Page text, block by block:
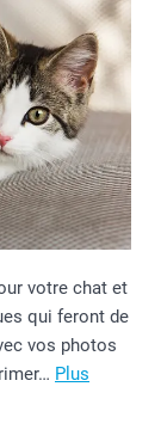
votre chat et
qui feront de
vos photos
Plus